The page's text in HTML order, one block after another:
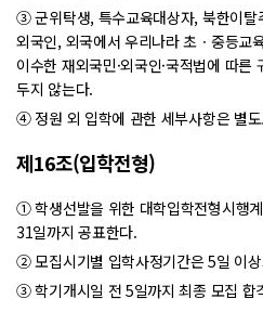
③ 군위탁생, 특수교육대상자, 북한이탈
외국인, 외국에서 우리나라 초ㆍ중등교
이수한 재외국민·외국인·국적법에 따
두지 않는다.
④ 정원 외 입학에 관한 세부사항은 별
제16조(입학전형)
① 학생선발을 위한 대학입학전형시행
31일까지 공표한다.
② 모집시기별 입학사정기간은 5일 이
③ 학기개시일 전 5일까지 최종 모집 합